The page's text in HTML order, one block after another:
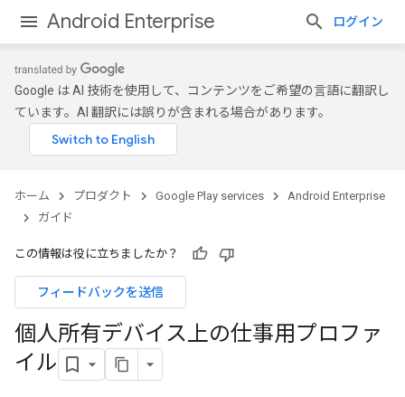
Android Enterprise ログイン
Google は AI 技術を使用して、コンテンツをご希望の言語に翻訳し
ています。AI 翻訳には誤りが含まれる場合があります。
ホーム プロダクト Google Play services
Android Enterprise
ガイド
この情報は役に立ちましたか？
フィードバックを送信
個人所有デバイス上の仕事用プロファ
イル